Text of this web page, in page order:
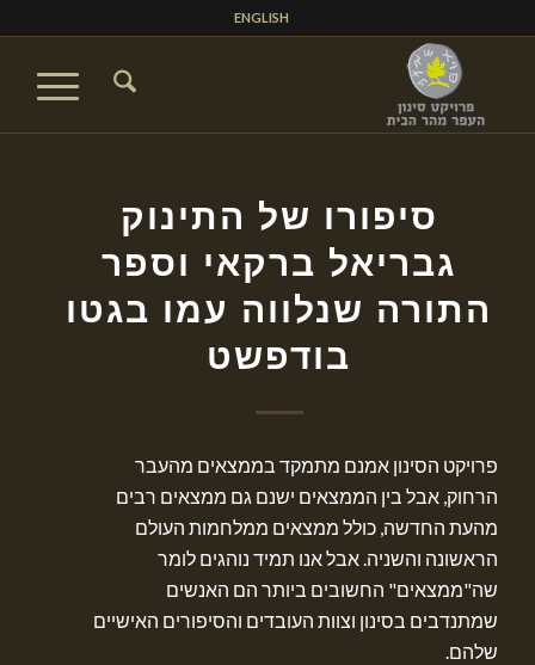
ENGLISH
סיפורו של התינוק
גבריאל ברקאי וספר
התורה שנלווה עמו בגטו
בודפשט
פרויקט הסינון אמנם מתמקד בממצאים מהעבר
הרחוק, אבל בין הממצאים ישנם גם ממצאים רבים
מהעת החדשה, כולל ממצאים ממלחמות העולם
הראשונה והשניה. אבל אנו תמיד נוהגים לומר
שה"ממצאים" החשובים ביותר הם האנשים
שמתנדבים בסינון וצוות העובדים והסיפורים האישיים
שלהם.